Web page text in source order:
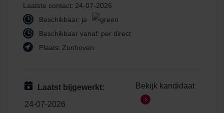
Laatste contact: 24-07-2026
Beschikbaar: ja
Beschikbaar vanaf: per direct
Plaats: Zonhoven
Laatst bijgewerkt:
24-07-2026
Bekijk kandidaat